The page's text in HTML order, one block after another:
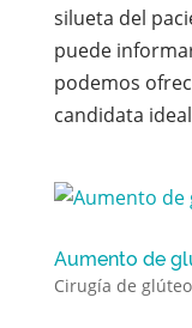
silueta del
puede
podemos
candidata
Aumento de
Cirugía de